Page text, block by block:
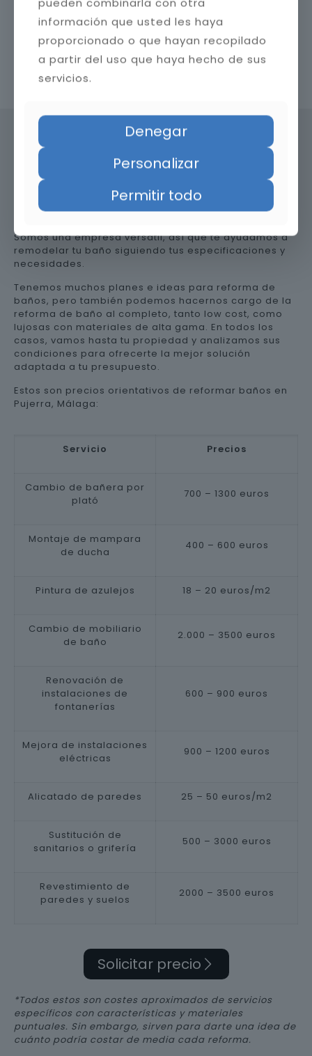
Contacta con nosotros
Precio de reformar el baño en
Málaga
Somos una empresa versátil, así que te ayudamos a
remodelar tu baño siguiendo tus especificaciones y
necesidades.
Tenemos muchos planes e ideas para reforma de
baños, pero también podemos hacernos cargo de la
reforma de baño al completo, tanto low cost, como
lujosas con materiales de alta gama. En todos los
casos, vamos hasta tu propiedad y analizamos sus
condiciones para ofrecerte la mejor solución
adaptada a tu presupuesto.
Estos son precios orientativos de reformar baños en
Pujerra, Málaga:
Servicio Precios
Cambio de bañera por
plató
700 – 1300 euros
Montaje de mampara
de ducha
400 – 600 euros
Pintura de azulejos 18 – 20 euros/m2
Cambio de mobiliario
de baño
2.000 – 3500 euros
Renovación de
instalaciones de
fontanerías
600 – 900 euros
Mejora de instalaciones
eléctricas
900 – 1200 euros
Alicatado de paredes 25 – 50 euros/m2
Sustitución de
sanitarios o grifería
500 – 3000 euros
Revestimiento de
paredes y suelos
2000 – 3500 euros
Solicitar precio
*Todos estos son costes aproximados de servicios
específicos con características y materiales
puntuales. Sin embargo, sirven para darte una idea de
cuánto podría costar de media cada reforma.
información que usted les haya
proporcionado o que hayan recopilado
a partir del uso que haya hecho de sus
servicios.
Denegar
Personalizar
Permitir todo